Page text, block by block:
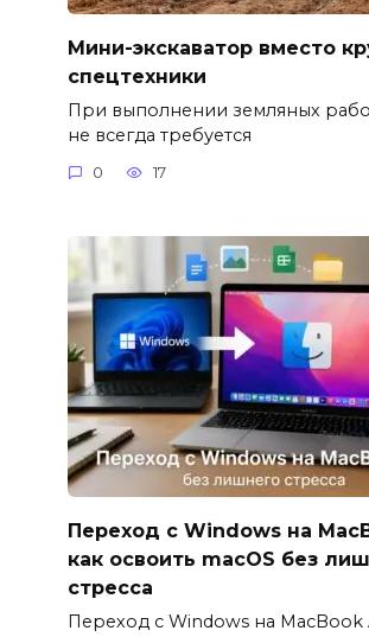
Мини-экскаватор вместо
спецтехники
При выполнении земляных
не всегда требуется
0 17
Переход с Windows на
как освоить macOS без
стресса
Переход с Windows на MacBook